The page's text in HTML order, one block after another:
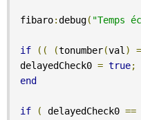
fibaro:debug( "Temps
if (( (tonumber(val )
delayedCheck0 = true;
end
if ( delayedCheck0 ==